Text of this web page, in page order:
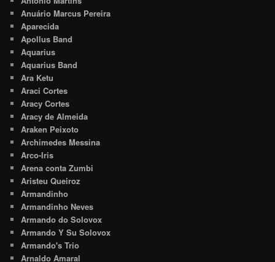
Anuário Marcus Pereira
Aparecida
Apollus Band
Aquarius
Aquarius Band
Ara Ketu
Araci Cortes
Aracy Cortes
Aracy de Almeida
Araken Peixoto
Archimedes Messina
Arco-Iris
Arena conta Zumbi
Aristeu Queiroz
Armandinho
Armandinho Neves
Armando do Solovox
Armando Y Su Solovox
Armando's Trio
Arnaldo Amaral